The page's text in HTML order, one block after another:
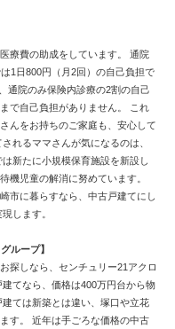
療費の助成をしています。 通院
1日800円（月2回）の自己負担で
通院のみ保険内診療の2割の自己
で自己負担がありません。 これ
んをお持ちのご家庭も、安心して
れるママさんが気になるのは、
新たに小規模保育施設を新設し
機児童の解消に努めています。
市に暮らすなら、中古戸建てにし
します。
ループ】
探しなら、センチュリー21アクロ
てなら、価格は400万円台から物
ては新築とは違い、塚口や立花
す。 近年は手ごろな価格の中古